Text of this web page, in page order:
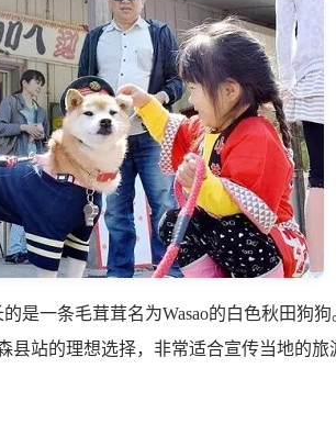
是一条毛茸茸名为Wasao的白色秋田狗
县站的理想选择，非常适合宣传当地的旅